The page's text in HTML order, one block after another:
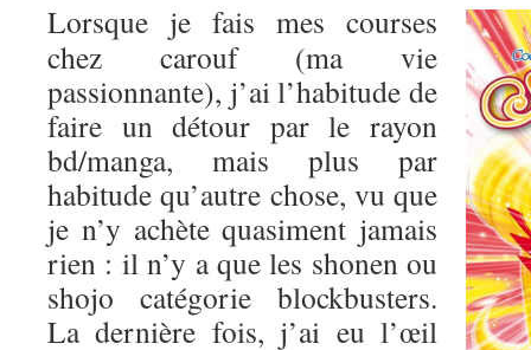
Lorsque je fais mes courses
chez carouf (ma vie
passionnante), j’ai l’habitude de
faire un détour par le rayon
bd/manga, mais plus par
habitude qu’autre chose, vu que
je n’y achète quasiment jamais
rien : il n’y a que les shonen ou
shojo catégorie blockbusters.
La dernière fois, j’ai eu l’œil